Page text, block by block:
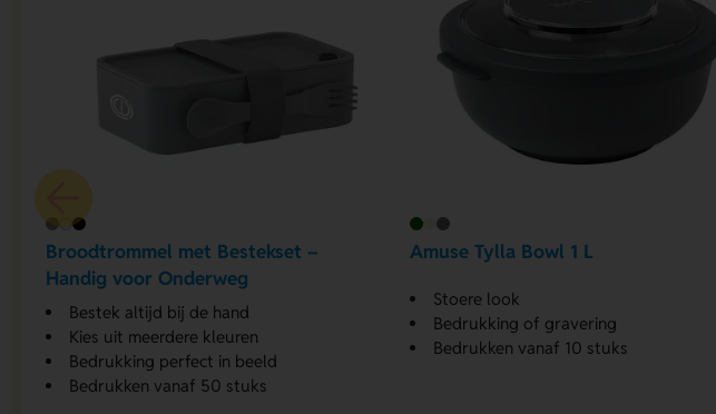
Broodtrommel met Bestekset –
Handig voor Onderweg
Bestek altijd bij de hand
Kies uit meerdere kleuren
Bedrukking perfect in beeld
Bedrukken vanaf 50 stuks
Amuse Tylla Bowl 1 L
Stoere look
Bedrukking of gravering
Bedrukken vanaf 10 stuks